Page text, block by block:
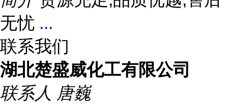
无忧 ...
联系我们
湖北楚盛威化工有限公司
联系人 唐巍